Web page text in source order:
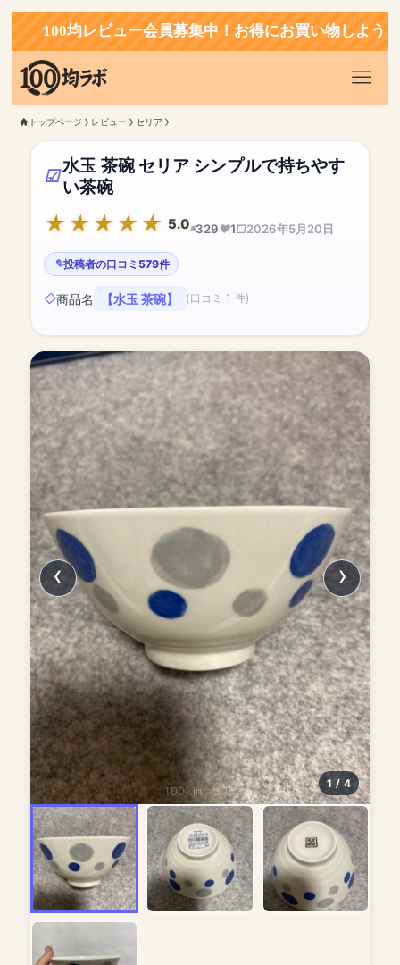
均レビュー会員募集中！お得にお買い物しよう！
トップページ レビュー セリア
水玉 茶碗 セリア シンプルで持ちやす
い茶碗
5.0 329 1 2026年5月20日
投稿者の口コミ579件
商品名 【水玉 茶碗】 (口コミ 1 件)
100kinlab.jp
1 / 4